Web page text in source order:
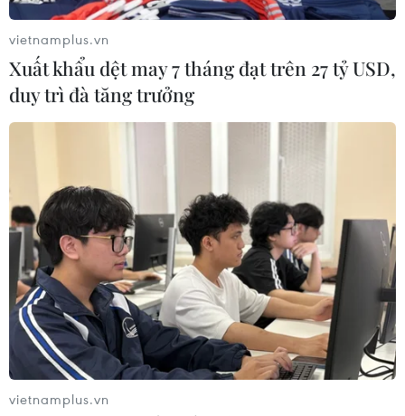
Cấu trúc Nhà thờ Đức Bà Paris được bảo
vệ nguyên vẹn sau vụ cháy
16/04/2019 02:37
Vụ hỏa hoạn dữ dội đã khiến 2/3 đỉnh mái của Nhà thờ
Đức Bà Paris bị tàn phá, song cấu trúc của Nhà thờ đã
được bảo vệ nguyên vẹn và các di vật tôn giáo linh
thiêng được bảo quản an toàn.
vietnamplus.vn
Xuất khẩu dệt may 7 tháng đạt trên 27 tỷ USD,
duy trì đà tăng trưởng
vietnamplus.vn